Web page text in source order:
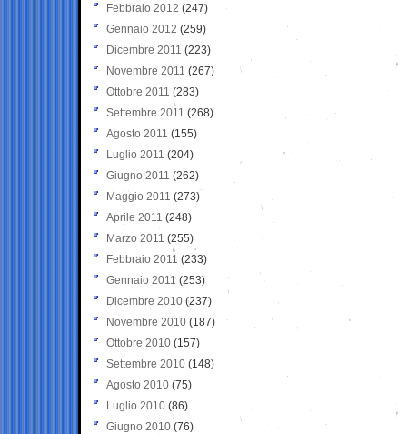
Febbraio 2012 (247)
Gennaio 2012 (259)
Dicembre 2011 (223)
Novembre 2011 (267)
Ottobre 2011 (283)
Settembre 2011 (268)
Agosto 2011 (155)
Luglio 2011 (204)
Giugno 2011 (262)
Maggio 2011 (273)
Aprile 2011 (248)
Marzo 2011 (255)
Febbraio 2011 (233)
Gennaio 2011 (253)
Dicembre 2010 (237)
Novembre 2010 (187)
Ottobre 2010 (157)
Settembre 2010 (148)
Agosto 2010 (75)
Luglio 2010 (86)
Giugno 2010 (76)